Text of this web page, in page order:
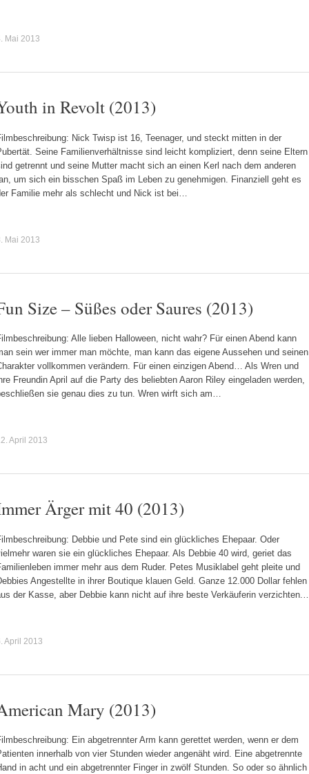
Mai 2013
in Revolt (2013)
Nick Twisp ist 16, Teenager, und steckt mitten in der
Seine Familienverhältnisse sind leicht kompliziert, denn seine Eltern
getrennt und seine Mutter macht sich an einen Kerl nach dem anderen
um sich ein bisschen Spaß im Leben zu genehmigen. Finanziell geht es
Familie mehr als schlecht und Nick ist bei…
Mai 2013
Size – Süßes oder Saures (2013)
Alle lieben Halloween, nicht wahr? Für einen Abend kann
sein wer immer man möchte, man kann das eigene Aussehen und seinen
vollkommen verändern. Für einen einzigen Abend… Als Wren und
Freundin April auf die Party des beliebten Aaron Riley eingeladen werden,
sie genau dies zu tun. Wren wirft sich am…
April 2013
Ärger mit 40 (2013)
Debbie und Pete sind ein glückliches Ehepaar. Oder
waren sie ein glückliches Ehepaar. Als Debbie 40 wird, geriet das
immer mehr aus dem Ruder. Petes Musiklabel geht pleite und
Angestellte in ihrer Boutique klauen Geld. Ganze 12.000 Dollar fehlen
der Kasse, aber Debbie kann nicht auf ihre beste Verkäuferin
April 2013
Mary (2013)
Ein abgetrennter Arm kann gerettet werden, wenn er dem
innerhalb von vier Stunden wieder angenäht wird. Eine abgetrennte
in acht und ein abgetrennter Finger in zwölf Stunden. So oder so ähnlich